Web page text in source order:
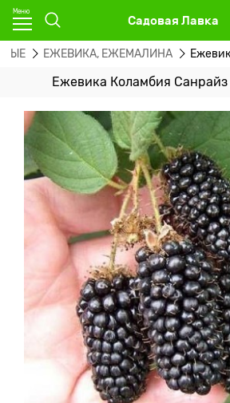
Садовая Лавка
ЕЖЕВИКА, ЕЖЕМАЛИНА
Ежевика Коламбия